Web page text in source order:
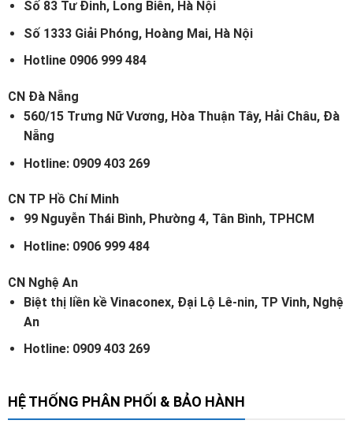
Số 83 Tư Đinh, Long Biên, Hà Nội
Số 1333 Giải Phóng, Hoàng Mai, Hà Nội
Hotline 0906 999 484
CN Đà Nẵng
560/15 Trưng Nữ Vương, Hòa Thuận Tây, Hải Châu, Đà
Nẵng
Hotline: 0909 403 269
CN TP Hồ Chí Minh
99 Nguyễn Thái Bình, Phường 4, Tân Bình, TPHCM
Hotline: 0906 999 484
CN Nghệ An
Biệt thị liền kề Vinaconex, Đại Lộ Lê-nin, TP Vinh, Nghệ
An
Hotline: 0909 403 269
HỆ THỐNG PHÂN PHỐI & BẢO HÀNH